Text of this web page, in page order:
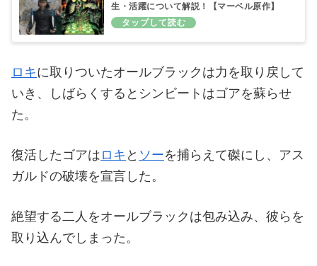
生・活躍について解説！【マーベル原作】
ロキに取りついたオールブラックは力を取り戻して
いき、しばらくするとシンビートはゴアを蘇らせ
た。
復活したゴアは ロキ と ソーを捕らえて磔にし、アス
ガルドの破壊を宣言した。
絶望する二人をオールブラックは包み込み、彼らを
取り込んでしまった。